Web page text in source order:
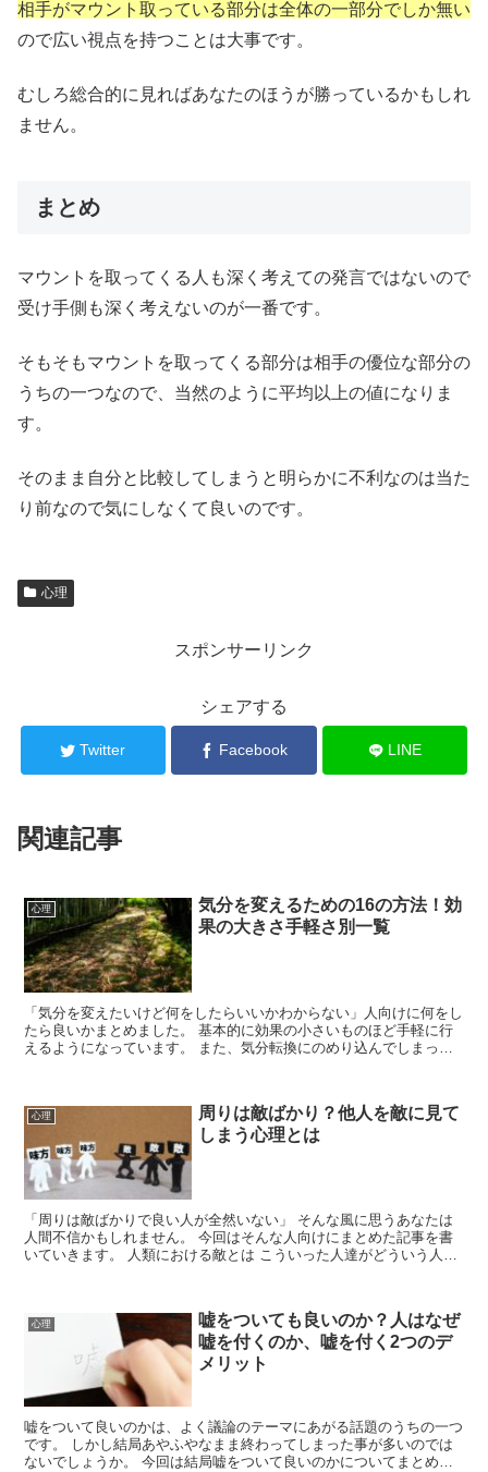
相手がマウント取っている部分は全体の一部分でしか無い
ので広い視点を持つことは大事です。
むしろ総合的に見ればあなたのほうが勝っているかもしれ
ません。
まとめ
マウントを取ってくる人も深く考えての発言ではないので
受け手側も深く考えないのが一番です。
そもそもマウントを取ってくる部分は相手の優位な部分の
うちの一つなので、当然のように平均以上の値になりま
す。
そのまま自分と比較してしまうと明らかに不利なのは当た
り前なので気にしなくて良いのです。
心理
スポンサーリンク
シェアする
Twitter Facebook LINE
関連記事
心理
気分を変えるための16の方法！効
果の大きさ手軽さ別一覧
「気分を変えたいけど何をしたらいいかわからない」人向けに何をし
たら良いかまとめました。 基本的に効果の小さいものほど手軽に行
えるようになっています。 また、気分転換にのめり込んでしまって
心理
周りは敵ばかり？他人を敵に見て
しまう心理とは
「周りは敵ばかりで良い人が全然いない」 そんな風に思うあなたは
人間不信かもしれません。 今回はそんな人向けにまとめた記事を書
いていきます。 人類における敵とは こういった人達がどういう人を
心理
嘘をついても良いのか？人はなぜ
嘘を付くのか、嘘を付く2つのデ
メリット
嘘をついて良いのかは、よく議論のテーマにあがる話題のうちの一つ
です。 しかし結局あやふやなまま終わってしまった事が多いのでは
ないでしょうか。 今回は結局嘘をついて良いのかについてまとめて